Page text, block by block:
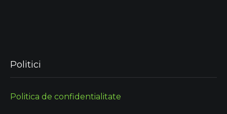
Politici
Politica de confidentialitate